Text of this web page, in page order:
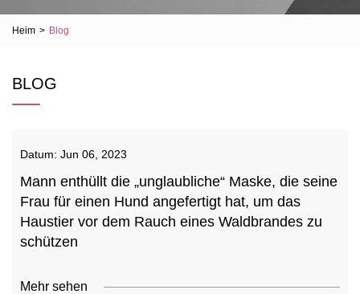
Heim > Blog
BLOG
Datum: Jun 06, 2023
Mann enthüllt die „unglaubliche“ Maske, die seine
Frau für einen Hund angefertigt hat, um das
Haustier vor dem Rauch eines Waldbrandes zu
schützen
Mehr sehen